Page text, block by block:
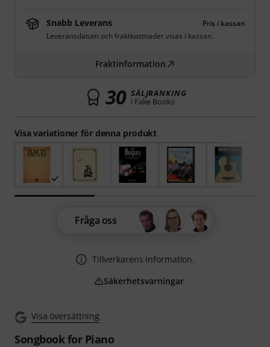
Visa översättning
Songbook for Piano
Visa variationer för denna produkt
Snabb Leverans
Pris i kassan
Leveransdatum och fraktkostnader visas i kassan.
Fraktinformation
30 SÄLJRANKING
i Fake Books
Fråga oss
Tillverkarens information.
Säkerhetsvarningar